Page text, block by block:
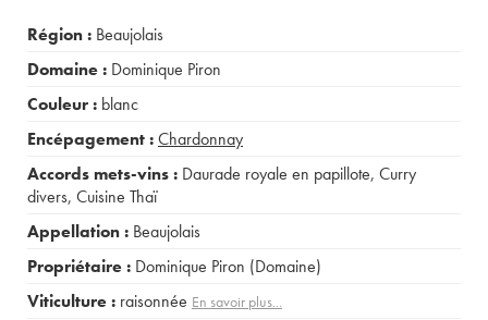
Région : Beaujolais
Domaine : Dominique Piron
Couleur : blanc
Encépagement :Chardonnay
Accords mets-vins : Daurade royale en papillote, Curry
divers, Cuisine Thaï
Appellation : Beaujolais
Propriétaire : Dominique Piron (Domaine)
Viticulture : raisonnée En savoir plus...